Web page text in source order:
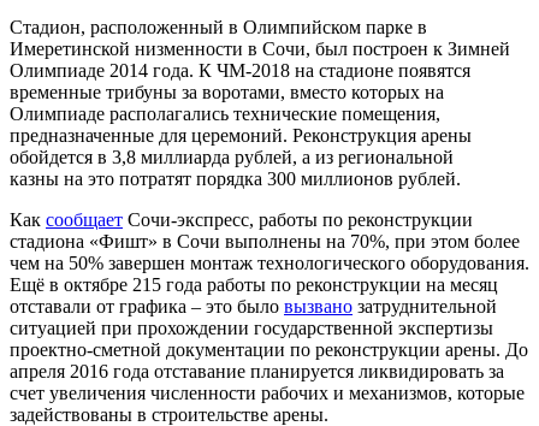
Стадион, расположенный в Олимпийском парке в
Имеретинской низменности в Сочи, был построен к Зимней
Олимпиаде 2014 года. К ЧМ-2018 на стадионе появятся
временные трибуны за воротами, вместо которых на
Олимпиаде располагались технические помещения,
предназначенные для церемоний. Реконструкция арены
обойдется в 3,8 миллиарда рублей, а из региональной
казны на это потратят порядка 300 миллионов рублей.
Как сообщает Сочи-экспресс, работы по реконструкции
стадиона «Фишт» в Сочи выполнены на 70%, при этом более
чем на 50% завершен монтаж технологического оборудования.
Ещё в октябре 215 года работы по реконструкции на месяц
отставали от графика – это было вызвано затруднительной
ситуацией при прохождении государственной экспертизы
проектно-сметной документации по реконструкции арены. До
апреля 2016 года отставание планируется ликвидировать за
счет увеличения численности рабочих и механизмов, которые
задействованы в строительстве арены.